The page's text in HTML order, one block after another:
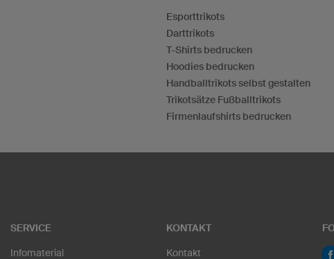
Esporttrikots
Darttrikots
T-Shirts bedrucken
Hoodies bedrucken
Handballtrikots selbst gestalten
Trikotsätze Fußballtrikots
Firmenlaufshirts bedrucken
SERVICE
Infomaterial
KONTAKT
Kontakt